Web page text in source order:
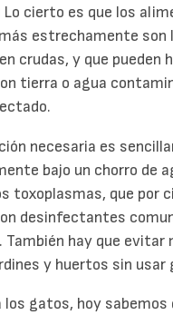
Lo cierto es que los
estrechamente son
crudas, y que pueden
tierra o agua
necesaria es
bajo un chorro de
toxoplasmas, que por
desinfectantes
hay que evitar
y huertos sin usar
los gatos, hoy sabemos